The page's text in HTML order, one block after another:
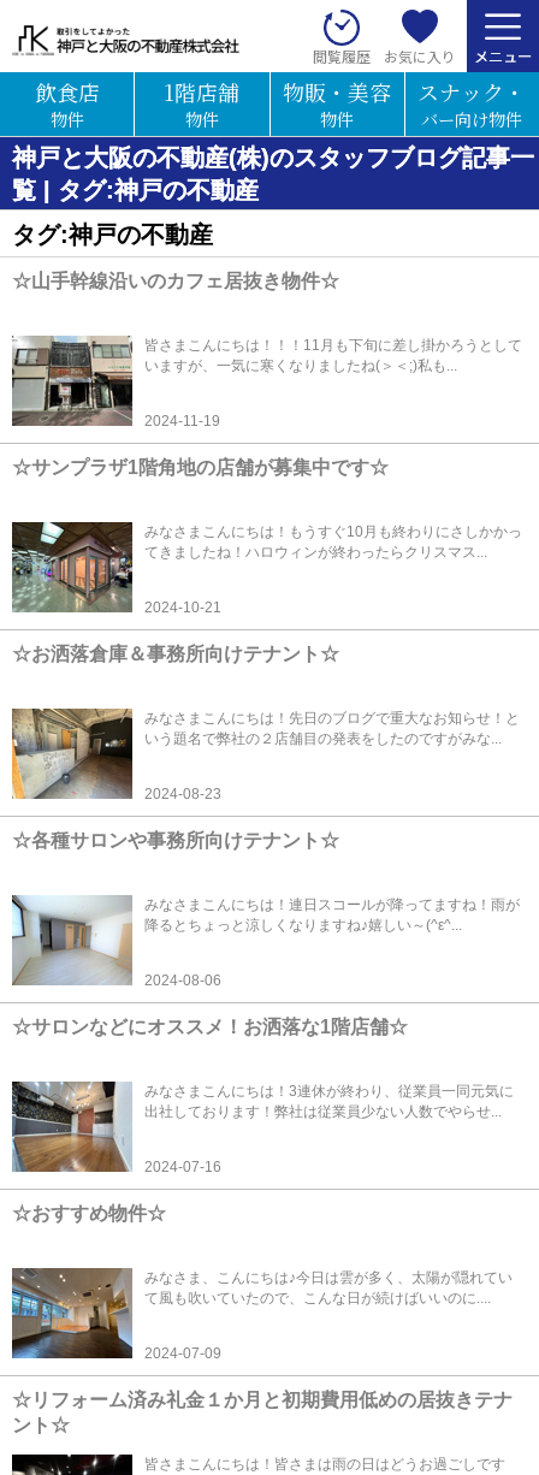
閲覧履歴 お気に入り
飲食店
物件
1階店舗
物件
物販・美容
物件
スナック・
バー向け物件
神戸と大阪の不動産(株)のスタッフブログ記事一
覧 | タグ:神戸の不動産
タグ:神戸の不動産
☆山手幹線沿いのカフェ居抜き物件☆
皆さまこんにちは！！！11月も下旬に差し掛かろうとして
いますが、一気に寒くなりましたね(＞＜;)私も...
2024-11-19
☆サンプラザ1階角地の店舗が募集中です☆
みなさまこんにちは！もうすぐ10月も終わりにさしかかっ
てきましたね！ハロウィンが終わったらクリスマス...
2024-10-21
☆お洒落倉庫＆事務所向けテナント☆
みなさまこんにちは！先日のブログで重大なお知らせ！と
いう題名で弊社の２店舗目の発表をしたのですがみな...
2024-08-23
☆各種サロンや事務所向けテナント☆
みなさまこんにちは！連日スコールが降ってますね！雨が
降るとちょっと涼しくなりますね♪嬉しい～(^ε^...
2024-08-06
☆サロンなどにオススメ！お洒落な1階店舗☆
みなさまこんにちは！3連休が終わり、従業員一同元気に
出社しております！弊社は従業員少ない人数でやらせ...
2024-07-16
☆おすすめ物件☆
みなさま、こんにちは♪今日は雲が多く、太陽が隠れてい
て風も吹いていたので、こんな日が続けばいいのに....
2024-07-09
☆リフォーム済み礼金１か月と初期費用低めの居抜きテナ
ント☆
皆さまこんにちは！皆さまは雨の日はどうお過ごしです